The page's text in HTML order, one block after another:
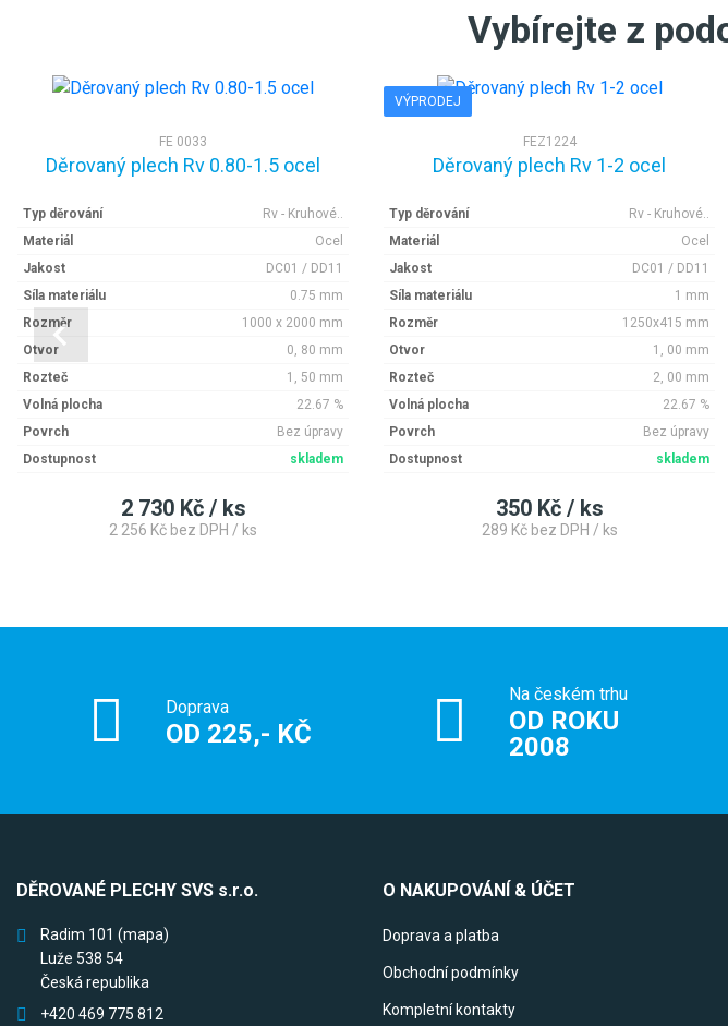
Vybírejte z
FE 0033
Děrovaný plech Rv 0.80-1.5 ocel
Typ děrování
Rv - Kruhové..
Materiál
Ocel
Jakost
DC01 / DD11
Síla materiálu
0.75 mm
Rozměr
1000 x 2000 mm
Otvor
0, 80 mm
Rozteč
1, 50 mm
Volná plocha
22.67 %
Povrch
Bez úpravy
Dostupnost
skladem
2 730 Kč / ks
2 256 Kč bez DPH / ks
VÝPRODEJ
FEZ1224
Děrovaný plech Rv 1-2 ocel
Typ děrování
Rv - Kruhové..
Materiál
Ocel
Jakost
DC01 / DD11
Síla materiálu
1 mm
Rozměr
1250x415 mm
Otvor
1, 00 mm
Rozteč
2, 00 mm
Volná plocha
22.67 %
Povrch
Bez úpravy
Dostupnost
skladem
350 Kč / ks
289 Kč bez DPH / ks
Doprava
OD 225,- KČ
Na českém trhu
OD ROKU
2008
DĚROVANÉ PLECHY SVS s.r.o.
Radim 101 (mapa)
Luže 538 54
Česká republika
+420 469 775 812
O NAKUPOVÁNÍ & ÚČET
Doprava a platba
Obchodní podmínky
Kompletní kontakty